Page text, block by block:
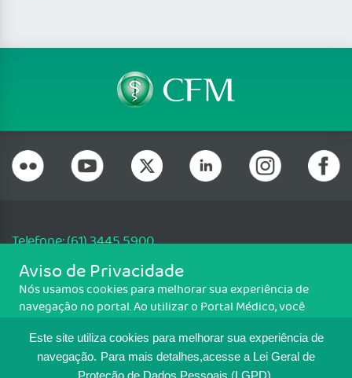
Este site utiliza cookies para melhorar sua experiência de
navegação. Para mais detalhes,acesse a Lei Geral de
Telefone: (61) 3445 5900
Email: cfm@portalmedico.org.br
SGAS 616, Conjunto D, Lote 115, L2 Sul, Brasília/DF - CEP: 70200-760 -
CNPJ: 33.583.550/0001-30
MAPA DO SITE
Aviso de Privacidade
Nós usamos cookies para melhorar sua experiência de
navegação no portal. Ao utilizar o Portal Médico, você
Para ter mais informações sobre como isso é feito, acesse
Política de cookies. Se você concorda, clique em ACEITO.